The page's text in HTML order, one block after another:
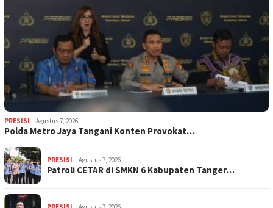
PRESISI Agustus 7, 2026
Polda Metro Jaya Tangani Konten Provokat…
PRESISI Agustus 7, 2026
Patroli CETAR di SMKN 6 Kabupaten Tanger…